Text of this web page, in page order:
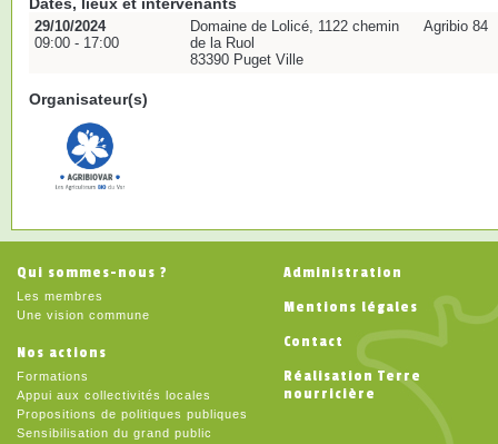
29/10/2024
09:00 - 17:00
Domaine de Lolicé, 1122 chemin
de la Ruol
83390 Puget Ville
Agribio 84
Organisateur(s)
Qui sommes-nous ?
Les membres
Une vision commune
Nos actions
Formations
Appui aux collectivités locales
Propositions de politiques publiques
Sensibilisation du grand public
Administration
Mentions légales
Contact
Réalisation Terre
nourricière